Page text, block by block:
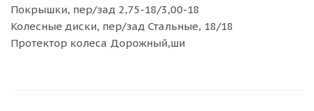
Покрышки, пер/зад 2,75-18/3,00-18
Колесные диски, пер/зад Стальные, 18/18
Протектор колеса Дорожный,ши